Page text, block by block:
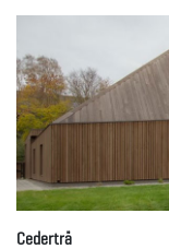
Cederträ